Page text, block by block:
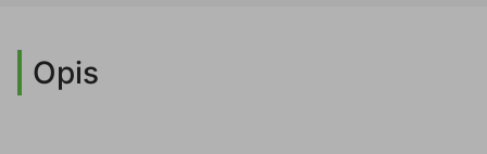
Opis